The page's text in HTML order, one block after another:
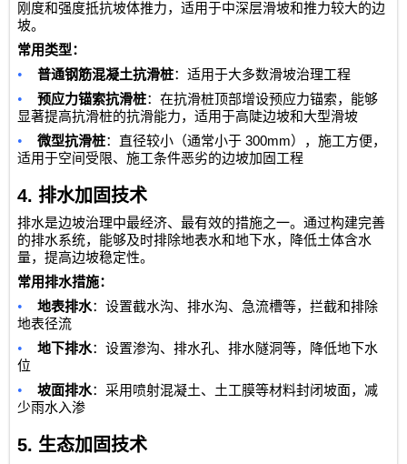
刚度和强度抵抗坡体推力，适用于中深层滑坡和推力较大的边
坡。
常用类型：
• 普通钢筋混凝土抗滑桩：适用于大多数滑坡治理工程
• 预应力锚索抗滑桩：在抗滑桩顶部增设预应力锚索，能够
显著提高抗滑桩的抗滑能力，适用于高陡边坡和大型滑坡
• 微型抗滑桩：直径较小（通常小于 300mm），施工方便，
适用于空间受限、施工条件恶劣的边坡加固工程
4.排水加固技术
排水是边坡治理中最经济、最有效的措施之一。通过构建完善
的排水系统，能够及时排除地表水和地下水，降低土体含水
量，提高边坡稳定性。
常用排水措施：
• 地表排水：设置截水沟、排水沟、急流槽等，拦截和排除
地表径流
• 地下排水：设置渗沟、排水孔、排水隧洞等，降低地下水
位
• 坡面排水：采用喷射混凝土、土工膜等材料封闭坡面，减
少雨水入渗
5. 生态加固技术